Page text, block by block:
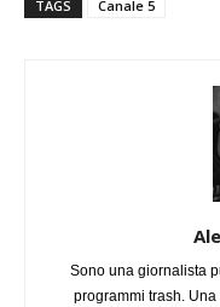
TAGS Canale 5
Sono una giornalista
programmi trash.